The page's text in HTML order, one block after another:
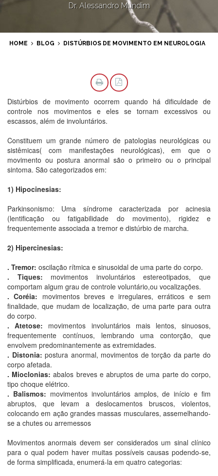
Close Appointment form
Dr. Alessandro Mundim
HOME BLOG DISTÚRBIOS DE MOVIMENTO EM NEUROLOGIA
Distúrbios de movimento ocorrem quando há dificuldade de
controle nos movimentos e eles se tornam excessivos ou
escassos, além de involuntários.
Constituem um grande número de patologias neurológicas ou
sistêmicas( com manifestações neurológicas), em que o
movimento ou postura anormal são o primeiro ou o principal
sintoma. São categorizados em:
1) Hipocinesias:
Parkinsonismo: Uma síndrome caracterizada por acinesia
(lentificação ou fatigabilidade do movimento), rigidez e
frequentemente associada a tremor e distúrbio de marcha.
2) Hipercinesias:
. Tremor: oscilação rítmica e sinusoidal de uma parte do corpo.
. Tiques: movimentos involuntários estereotipados, que
comportam algum grau de controle voluntário,ou vocalizações.
. Coréia: movimentos breves e irregulares, erráticos e sem
finalidade, que mudam de localização, de uma parte para outra
do corpo.
. Atetose: movimentos involuntários mais lentos, sinuosos,
frequentemente contínuos, lembrando uma contorção, que
envolvem predominantemente as extremidades.
. Distonia: postura anormal, movimentos de torção da parte do
corpo afetada.
. Mioclonias: abalos breves e abruptos de uma parte do corpo,
tipo choque elétrico.
. Balismos: movimentos involuntários amplos, de início e fim
abruptos, que levam a deslocamentos bruscos, violentos,
colocando em ação grandes massas musculares, assemelhando-
se a chutes ou arremessos
Movimentos anormais devem ser considerados um sinal clínico
para o qual podem haver muitas possíveis causas podendo-se,
de forma simplificada, enumerá-la em quatro categorias: